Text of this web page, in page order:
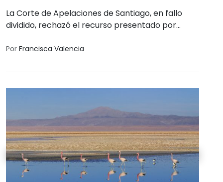
La Corte de Apelaciones de Santiago, en fallo
dividido, rechazó el recurso presentado por
Uribe Tamblay, detenida desaparecida por
Por Francisca Valencia